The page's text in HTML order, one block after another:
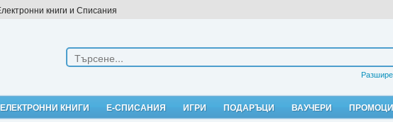
книги и Списания
ЕЛЕКТРОННИ КНИГИ Е-СПИСАНИЯ ИГРИ ПОДАРЪЦИ ВАУЧЕРИ